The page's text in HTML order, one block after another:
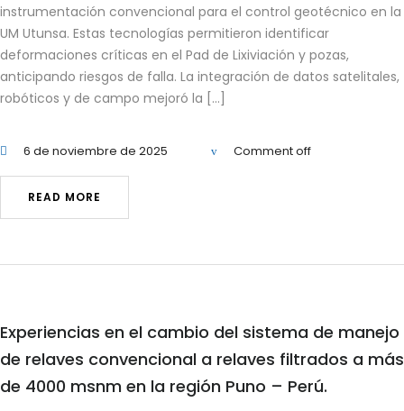
instrumentación convencional para el control geotécnico en la
UM Utunsa. Estas tecnologías permitieron identificar
deformaciones críticas en el Pad de Lixiviación y pozas,
anticipando riesgos de falla. La integración de datos satelitales,
robóticos y de campo mejoró la […]
6 de noviembre de 2025 Comment off
READ MORE
Experiencias en el cambio del sistema de manejo
de relaves convencional a relaves filtrados a más
de 4000 msnm en la región Puno – Perú.